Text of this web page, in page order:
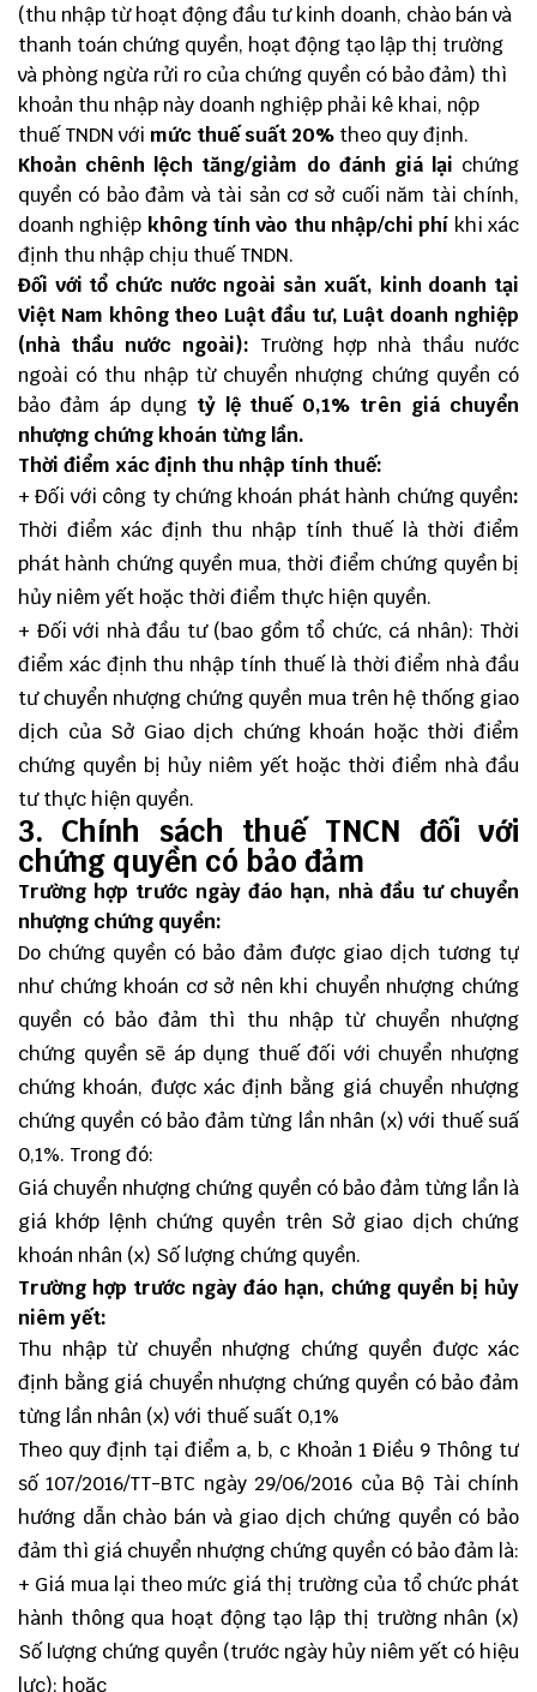
(thu nhập từ hoạt động đầu tư kinh doanh, chào bán và
thanh toán chứng quyền, hoạt động tạo lập thị trường
và phòng ngừa rửi ro của chứng quyền có bảo đảm) thì
khoản thu nhập này doanh nghiệp phải kê khai, nộp
thuế TNDN với mức thuế suất 20% theo quy định.
Khoản chênh lệch tăng/giảm do đánh giá lại chứng
quyền có bảo đảm và tài sản cơ sở cuối năm tài chính,
doanh nghiệp không tính vào thu nhập/chi phí khi xác
định thu nhập chịu thuế TNDN.
Đối với tổ chức nước ngoài sản xuất, kinh doanh tại
Việt Nam không theo Luật đầu tư, Luật doanh nghiệp
(nhà thầu nước ngoài): Trường hợp nhà thầu nước
ngoài có thu nhập từ chuyển nhượng chứng quyền có
bảo đảm áp dụng tỷ lệ thuế 0,1% trên giá chuyển
nhượng chứng khoán từng lần.
Thời điểm xác định thu nhập tính thuế:
+ Đối với công ty chứng khoán phát hành chứng quyền:
Thời điểm xác định thu nhập tính thuế là thời điểm
phát hành chứng quyền mua, thời điểm chứng quyền bị
hủy niêm yết hoặc thời điểm thực hiện quyền.
+ Đối với nhà đầu tư (bao gồm tổ chức, cá nhân): Thời
điểm xác định thu nhập tính thuế là thời điểm nhà đầu
tư chuyển nhượng chứng quyền mua trên hệ thống giao
dịch của Sở Giao dịch chứng khoán hoặc thời điểm
chứng quyền bị hủy niêm yết hoặc thời điểm nhà đầu
tư thực hiện quyền.
3. Chính sách thuế TNCN đối với
chứng quyền có bảo đảm
Trường hợp trước ngày đáo hạn, nhà đầu tư chuyển
nhượng chứng quyền:
Do chứng quyền có bảo đảm được giao dịch tương tự
như chứng khoán cơ sở nên khi chuyển nhượng chứng
quyền có bảo đảm thì thu nhập từ chuyển nhượng
chứng quyền sẽ áp dụng thuế đối với chuyển nhượng
chứng khoán, được xác định bằng giá chuyển nhượng
chứng quyền có bảo đảm từng lần nhân (x) với thuế suấ
0,1%. Trong đó:
Giá chuyển nhượng chứng quyền có bảo đảm từng lần là
giá khớp lệnh chứng quyền trên Sở giao dịch chứng
khoán nhân (x) Số lượng chứng quyền.
Trường hợp trước ngày đáo hạn, chứng quyền bị hủy
niêm yết:
Thu nhập từ chuyển nhượng chứng quyền được xác
định bằng giá chuyển nhượng chứng quyền có bảo đảm
từng lần nhân (x) với thuế suất 0,1%
Theo quy định tại điểm a, b, c Khoản 1 Điều 9 Thông tư
số 107/2016/TT-BTC ngày 29/06/2016 của Bộ Tài chính
hướng dẫn chào bán và giao dịch chứng quyền có bảo
đảm thì giá chuyển nhượng chứng quyền có bảo đảm là:
+ Giá mua lại theo mức giá thị trường của tổ chức phát
hành thông qua hoạt động tạo lập thị trường nhân (x)
Số lượng chứng quyền (trước ngày hủy niêm yết có hiệu
lực); hoặc